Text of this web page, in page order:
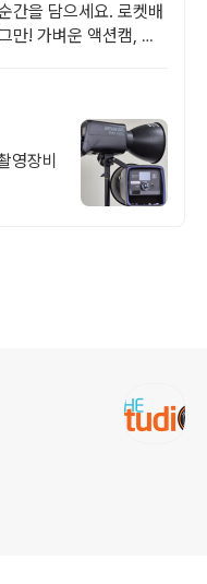
간을 담으세요. 로켓배
만! 가벼운 액션캠, 자
영장비